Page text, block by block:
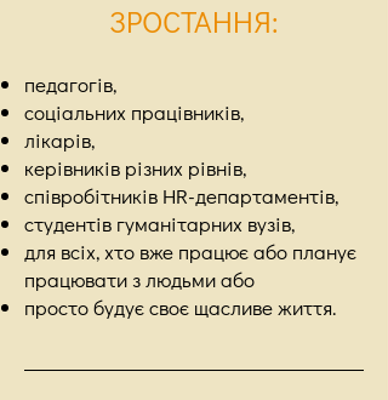
ЗРОСТАННЯ:
педагогів,
соціальних працівників,
лікарів,
керівників різних рівнів,
співробітників HR-департаментів,
студентів гуманітарних вузів,
для всіх, хто вже працює або планує
працювати з людьми або
просто будує своє щасливе життя.